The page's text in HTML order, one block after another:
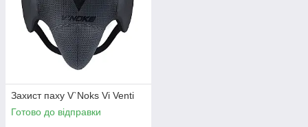
Захист паху V`Noks Vi Venti
Готово до відправки